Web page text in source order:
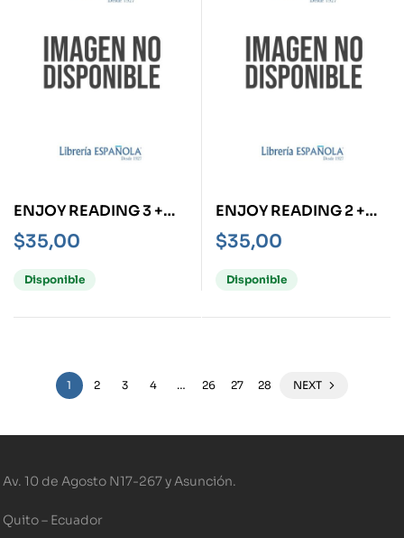
ENJOY READING 3 +
CD
$35,00
Disponible
ENJOY READING 2 +
CD
$35,00
Disponible
1 2 3 4 … 26 27 28 NEXT
Av. 10 de Agosto N17-267 y Asunción.
Quito – Ecuador